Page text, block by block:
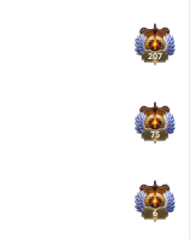
207
75
6